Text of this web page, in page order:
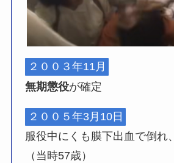
２００３年11月
無期懲役が確定
２００５年3月10日
服役中にくも膜下出血で倒れ、
（当時57歳）